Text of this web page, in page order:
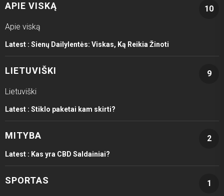
APIE VISKĄ
10
Apie viską
Latest : Sienų Dailylentės: Viskas, Ką Reikia Žinoti
LIETUVIŠKI
9
Lietuviški
Latest : Stiklo paketai kam skirti?
MITYBA 2
Latest : Kas yra CBD Saldainiai?
SPORTAS
1